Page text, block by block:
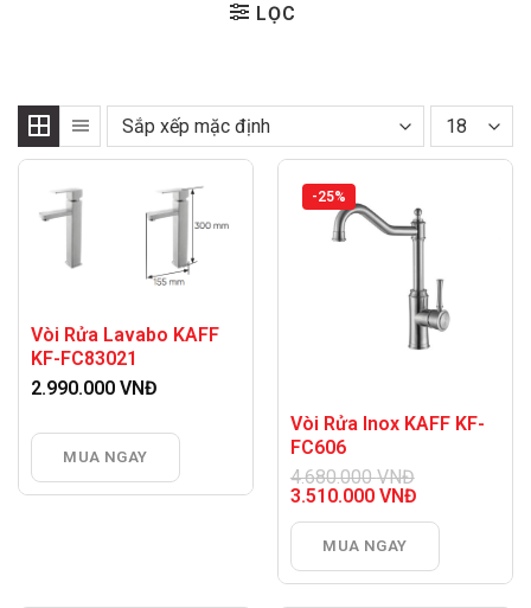
LỌC
Vòi Rửa Lavabo KAFF
KF-FC83021
2.990.000 VNĐ
MUA NGAY
-25%
Vòi Rửa Inox KAFF KF-
FC606
4.680.000VNĐ
Giá
là:
4.680.000 VNĐ.
3.510.000 VNĐ
hiện
là:
3.510.000 VNĐ.
MUA NGAY